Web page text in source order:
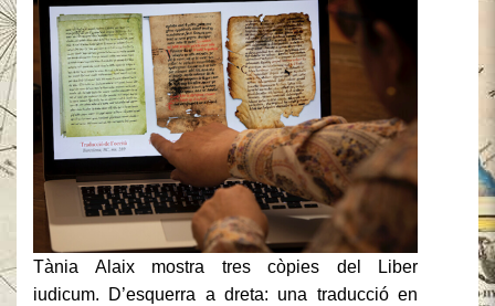
Tània Alaix mostra tres còpies del Liber
iudicum. D’esquerra a dreta: una traducció en